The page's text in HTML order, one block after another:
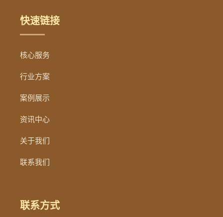
快速链接
核心服务
行业方案
案例展示
资讯中心
关于我们
联系我们
联系方式